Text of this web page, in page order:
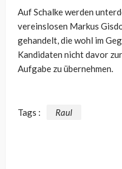
Auf Schalke werden
vereinslosen Markus
gehandelt, die wohl im
Kandidaten nicht davor
Aufgabe zu übernehmen.
Tags : Raul